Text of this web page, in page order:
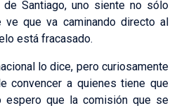
Santiago, uno siente no sólo
ve que va caminando directo al
está fracasado.
lo dice, pero curiosamente
convencer a quienes tiene que
espero que la comisión que se